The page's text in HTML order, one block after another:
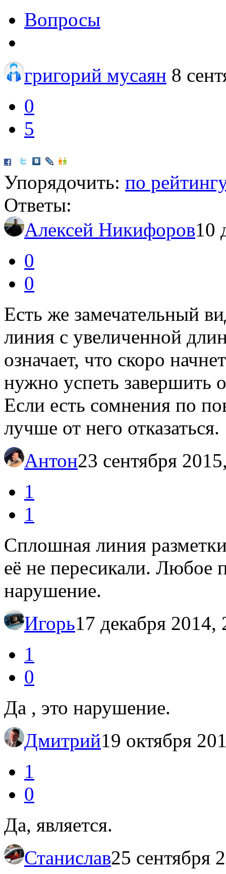
Вопросы
григорий мусаян 8
0
5
Упорядочить: по
Ответы:
Алексей Никифоров10
0
0
Есть же замечательный
линия с увеличенной
означает, что скоро
нужно успеть завершить
Если есть сомнения по
лучше от него отказаться.
Антон23 сентября
1
1
Сплошная линия
её не пересикали. Любое
нарушение.
Игорь17 декабря 2014,
1
0
Да , это нарушение.
Дмитрий19 октября
1
0
Да, является.
Станислав25 сентября